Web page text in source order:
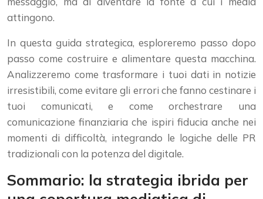
attingono.
In questa guida strategica, esploreremo passo dopo
passo come costruire e alimentare questa macchina.
Analizzeremo come trasformare i tuoi dati in notizie
irresistibili, come evitare gli errori che fanno cestinare i
tuoi comunicati, e come orchestrare una
comunicazione finanziaria che ispiri fiducia anche nei
momenti di difficoltà, integrando le logiche delle PR
tradizionali con la potenza del digitale.
Sommario: la strategia ibrida per